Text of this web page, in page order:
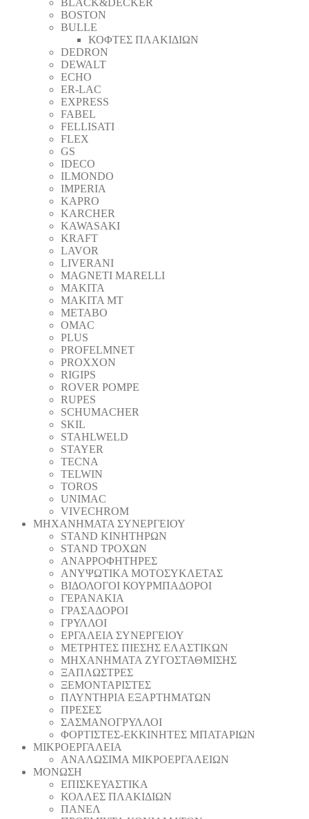
BOSTON
BULLE
ΚΟΦΤΕΣ ΠΛΑΚΙΔΙΩΝ
DEDRON
DEWALT
ECHO
ER-LAC
EXPRESS
FABEL
FELLISATI
FLEX
GS
IDECO
ILMONDO
IMPERIA
KAPRO
KARCHER
KAWASAKI
KRAFT
LAVOR
LIVERANI
MAGNETI MARELLI
MAKITA
MAKITA MT
METABO
OMAC
PLUS
PROFELMNET
PROXXON
RIGIPS
ROVER POMPE
RUPES
SCHUMACHER
SKIL
STAHLWELD
STAYER
TECNA
TELWIN
TOROS
UNIMAC
VIVECHROM
ΜΗΧΑΝΗΜΑΤΑ ΣΥΝΕΡΓΕΙΟΥ
STAND ΚΙΝΗΤΗΡΩΝ
STAND ΤΡΟΧΩΝ
ΑΝΑΡΡΟΦΗΤΗΡΕΣ
ΑΝΥΨΩΤΙΚΑ ΜΟΤΟΣΥΚΛΕΤΑΣ
ΒΙΔΟΛΟΓΟΙ ΚΟΥΡΜΠΑΔΟΡΟΙ
ΓΕΡΑΝΑΚΙΑ
ΓΡΑΣΑΔΟΡΟΙ
ΓΡΥΛΛΟΙ
ΕΡΓΑΛΕΙΑ ΣΥΝΕΡΓΕΙΟΥ
ΜΕΤΡΗΤΕΣ ΠΙΕΣΗΣ ΕΛΑΣΤΙΚΩΝ
ΜΗΧΑΝΗΜΑΤΑ ΖΥΓΟΣΤΑΘΜΙΣΗΣ
ΞΑΠΛΩΣΤΡΕΣ
ΞΕΜΟΝΤΑΡΙΣΤΕΣ
ΠΛΥΝΤΗΡΙΑ ΕΞΑΡΤΗΜΑΤΩΝ
ΠΡΕΣΕΣ
ΣΑΣΜΑΝΟΓΡΥΛΛΟΙ
ΦΟΡΤΙΣΤΕΣ-ΕΚΚΙΝΗΤΕΣ ΜΠΑΤΑΡΙΩΝ
ΜΙΚΡΟΕΡΓΑΛΕΙΑ
ΑΝΑΛΩΣΙΜΑ ΜΙΚΡΟΕΡΓΑΛΕΙΩΝ
ΜΟΝΩΣΗ
ΕΠΙΣΚΕΥΑΣΤΙΚΑ
ΚΟΛΛΕΣ ΠΛΑΚΙΔΙΩΝ
ΠΑΝΕΛ